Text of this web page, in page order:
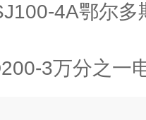
4A鄂尔多
3万分之一电子天